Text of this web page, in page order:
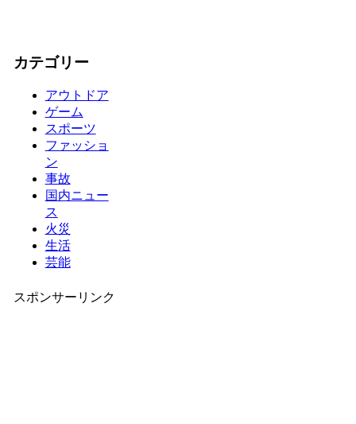
カテゴリー
アウトドア
ゲーム
スポーツ
ファッショ
ン
事故
国内ニュー
ス
火災
生活
芸能
スポンサーリンク